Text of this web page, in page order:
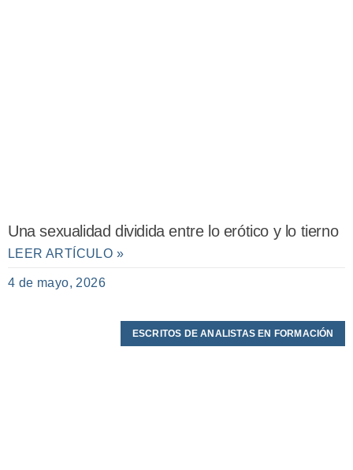
Una sexualidad dividida entre lo erótico y lo tierno
LEER ARTÍCULO »
4 de mayo, 2026
ESCRITOS DE ANALISTAS EN FORMACIÓN